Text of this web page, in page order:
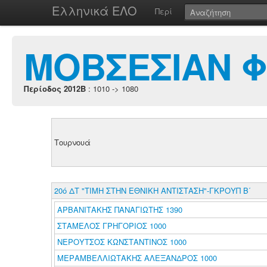
Ελληνικά ΕΛΟ Περί
ΜΟΒΣΕΣΙΑΝ
Περίοδος 2012B : 1010 -> 1080
Τουρνουά
20ό ΔΤ "ΤΙΜΗ ΣΤΗΝ ΕΘΝΙΚΗ ΑΝΤΙΣΤΑΣΗ"-ΓΚΡΟΥΠ B΄
ΑΡΒΑΝΙΤΑΚΗΣ ΠΑΝΑΓΙΩΤΗΣ 1390
ΣΤΑΜΕΛΟΣ ΓΡΗΓΟΡΙΟΣ 1000
ΝΕΡΟΥΤΣΟΣ ΚΩΝΣΤΑΝΤΙΝΟΣ 1000
ΜΕΡΑΜΒΕΛΛΙΩΤΑΚΗΣ ΑΛΕΞΑΝΔΡΟΣ 1000